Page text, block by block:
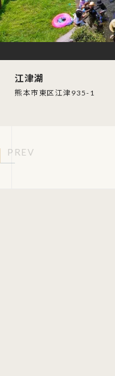
江津湖
熊本市東区江津935-1
PREV